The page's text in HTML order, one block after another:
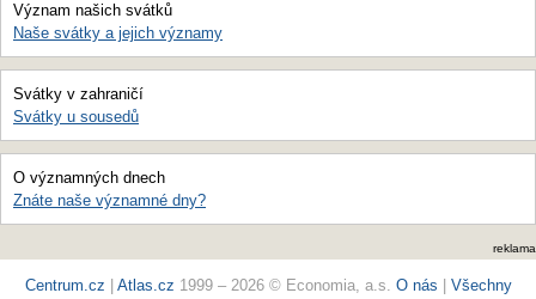
Význam našich svátků
Naše svátky a jejich významy
Svátky v zahraničí
Svátky u sousedů
O významných dnech
Znáte naše významné dny?
reklama
Centrum.cz Atlas.cz 1999 – 2026 © Economia, a.s. O nás Všechny